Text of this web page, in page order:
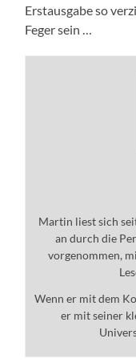
Erstausgabe so
Feger sein …
Martin liest sich
an durch die
vorgenommen,
Wenn er mit dem
er mit seiner